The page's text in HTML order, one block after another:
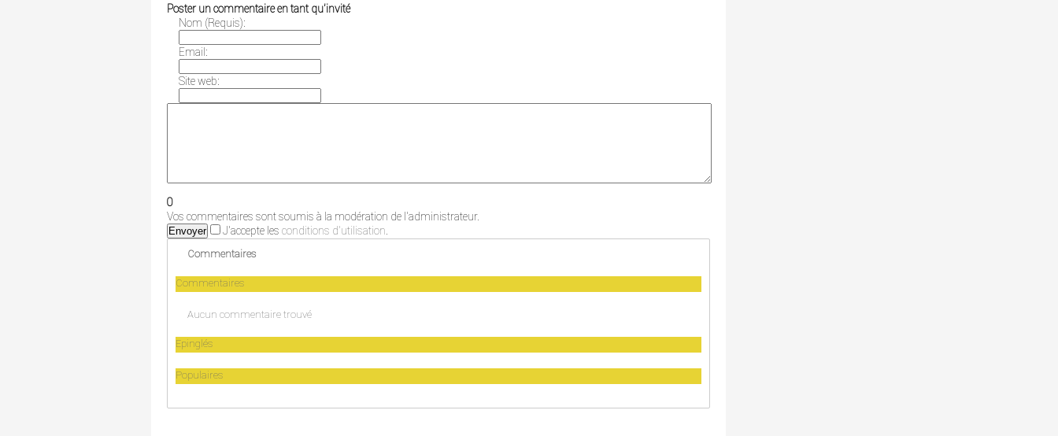
Poster un commentaire en tant qu'invité
Nom (Requis):
Email:
Site web:
0
Vos commentaires sont soumis à la modération de l'administrateur.
Envoyer J'accepte les conditions d'utilisation.
Commentaires
Commentaires
Aucun commentaire trouvé
Epinglés
Populaires